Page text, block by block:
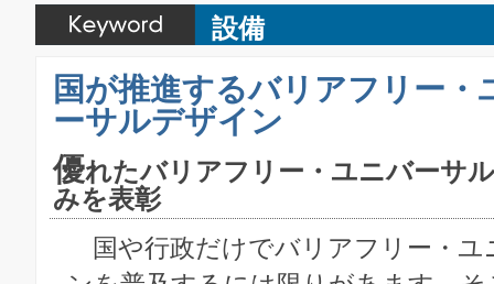
設備
国が推進するバリアフリー・
ーサルデザイン
優れたバリアフリー・ユニバーサ
みを表彰
国や行政だけでバリアフリー・ユ